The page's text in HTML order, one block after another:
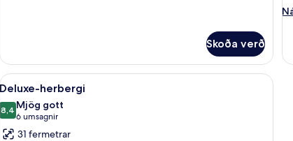
Skoða verð
skrifborð, myrkratjöld/-gardínur
Skoða
allar
myndir
fyrir
Deluxe-herbergi | Öryggishólf í
6
Deluxe-herbergi
8,48,4 af 10
Mjög gott
6 umsagnir
(6
umsagnir)
31 fermetrar